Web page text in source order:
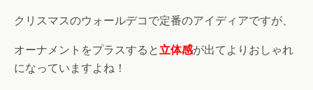
クリスマスのウォールデコで定番のアイディアですが、
オーナメントをプラスすると立体感が出てよりおしゃれ
になっていますよね！